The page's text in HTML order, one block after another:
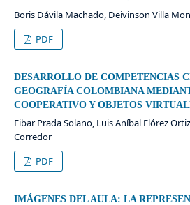
Boris Dávila Machado, Deivinson Villa
PDF
DESARROLLO DE COMPETENCIAS
GEOGRAFÍA COLOMBIANA
COOPERATIVO Y OBJETOS
Eibar Prada Solano, Luis Aníbal Flórez
Corredor
PDF
IMÁGENES DEL AULA: LA